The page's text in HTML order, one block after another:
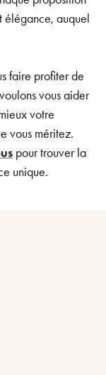
élégance, auquel
faire profiter de
vous aider
votre
vous méritez.
pour trouver la
unique.